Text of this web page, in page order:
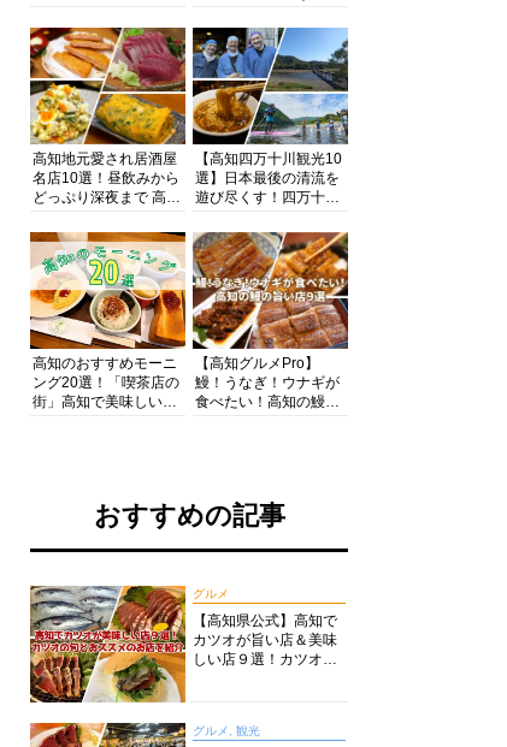
厳選
まで完全網羅！
高知地元愛され居酒屋
名店10選！昼飲みから
どっぷり深夜まで 高知
知グルメPro】
【高知四万十川観光10
選】日本最後の清流を
遊び尽くす！四万十川
を網羅したおすすめガ
イド
高知のおすすめモーニ
ング20選！「喫茶店の
街」高知で美味しい喫
【高知グルメPro】
鰻！うなぎ！ウナギが
食べたい！高知の鰻の
おすすめの記事
グルメ
【高知県公式】高知で
カツオが旨い店＆美味
しい店９選！カツオの
グルメ, 観光